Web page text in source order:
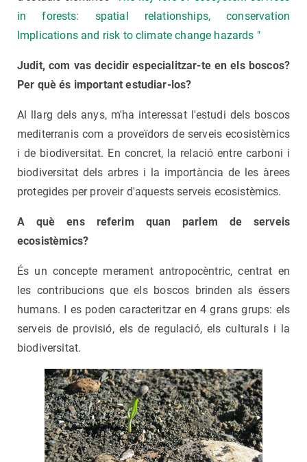
in forests: spatial relationships, conservation
Implications and risk to climate change hazards "
Judit, com vas decidir especialitzar-te en els boscos?
Per què és important estudiar-los?
Al llarg dels anys, m'ha interessat l'estudi dels boscos
mediterranis com a proveïdors de serveis ecosistèmics
i de biodiversitat. En concret, la relació entre carboni i
biodiversitat dels arbres i la importància de les àrees
protegides per proveir d'aquests serveis ecosistèmics.
A què ens referim quan parlem de serveis
ecosistèmics?
És un concepte merament antropocèntric, centrat en
les contribucions que els boscos brinden als éssers
humans. I es poden caracteritzar en 4 grans grups: els
serveis de provisió, els de regulació, els culturals i la
biodiversitat.